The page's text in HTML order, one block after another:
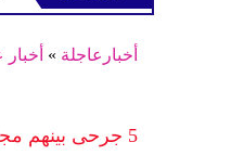
أخبارعاجلة »
5 جرحى بينهم مجند في اشتباكات بين قوات الأمن المصرية والعشرات من أنصار الإخوان في مدينة المنصورة